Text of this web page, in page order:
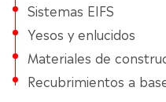
Sistemas EIFS
Yesos y enlucidos
Materiales de
Recubrimientos a